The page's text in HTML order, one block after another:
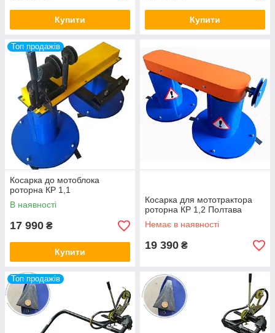
Купити Купити
Топ продажів
Косарка до мотоблока
роторна КР 1,1
В наявності
17 990 ₴
Купити
Косарка для мототрактора
роторна КР 1,2 Полтава
Немає в наявності
19 390 ₴
Топ продажів